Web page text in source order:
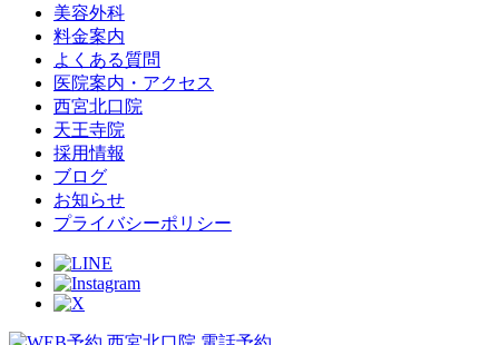
美容外科
料金案内
よくある質問
医院案内・アクセス
西宮北口院
天王寺院
採用情報
ブログ
お知らせ
プライバシーポリシー